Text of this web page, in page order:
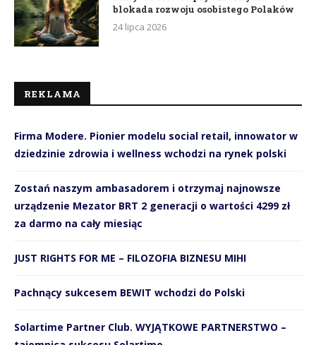
blokada rozwoju osobistego Polaków
24 lipca 2026
REKLAMA
Firma Modere. Pionier modelu social retail, innowator w
dziedzinie zdrowia i wellness wchodzi na rynek polski
Zostań naszym ambasadorem i otrzymaj najnowsze
urządzenie Mezator BRT 2 generacji o wartości 4299 zł
za darmo na cały miesiąc
JUST RIGHTS FOR ME – FILOZOFIA BIZNESU MIHI
Pachnący sukcesem BEWIT wchodzi do Polski
Solartime Partner Club. WYJĄTKOWE PARTNERSTWO –